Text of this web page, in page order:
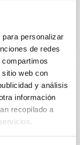
personalizar
de redes
web con
y análisis
información
recopilado a
vuelve a
el
IAC y el